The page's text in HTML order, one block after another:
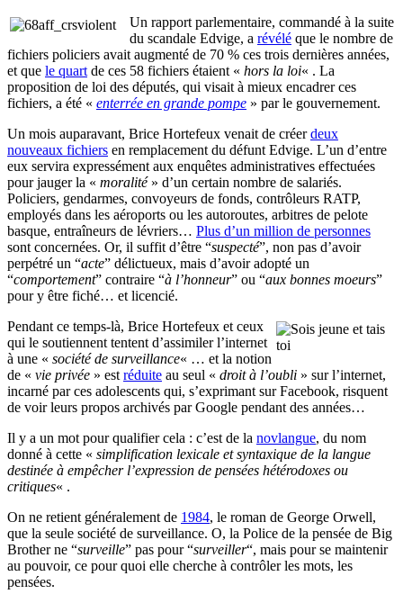
Un rapport parlementaire, commandé à la suite
du scandale Edvige, a révélé que le nombre de
fichiers policiers avait augmenté de 70 % ces trois dernières années,
et que le quart de ces 58 fichiers étaient « hors la loi« . La
proposition de loi des députés, qui visait à mieux encadrer ces
fichiers, a été « enterrée en grande pompe » par le gouvernement.
Un mois auparavant, Brice Hortefeux venait de créerdeux
nouveaux fichiers en remplacement du défunt Edvige. L’un d’entre
eux servira expressément aux enquêtes administratives effectuées
pour jauger la « moralité» d’un certain nombre de salariés.
Policiers, gendarmes, convoyeurs de fonds, contrôleurs RATP,
employés dans les aéroports ou les autoroutes, arbitres de pelote
basque, entraîneurs de lévriers… Plus d’un million de personnes
sont concernées. Or, il suffit d’être “suspecté”, non pas d’avoir
perpétré un “acte” délictueux, mais d’avoir adopté un
“comportement” contraire “à l’honneur” ou “aux bonnes moeurs”
pour y être fiché… et licencié.
Pendant ce temps-là, Brice Hortefeux et ceux
qui le soutiennent tentent d’assimiler l’internet
à une « société de surveillance« … et la notion
de « vie privée » est réduite au seul « droit à l’oubli » sur l’internet,
incarné par ces adolescents qui, s’exprimant sur Facebook, risquent
de voir leurs propos archivés par Google pendant des années…
Il y a un mot pour qualifier cela : c’est de la novlangue, du nom
donné à cette « simplification lexicale et syntaxique de la langue
destinée à empêcher l’expression de pensées hétérodoxes ou
critiques« .
On ne retient généralement de 1984, le roman de George Orwell,
que la seule société de surveillance. O, la Police de la pensée de Big
Brother ne “surveille” pas pour “surveiller“, mais pour se maintenir
au pouvoir, ce pour quoi elle cherche à contrôler les mots, les
pensées.